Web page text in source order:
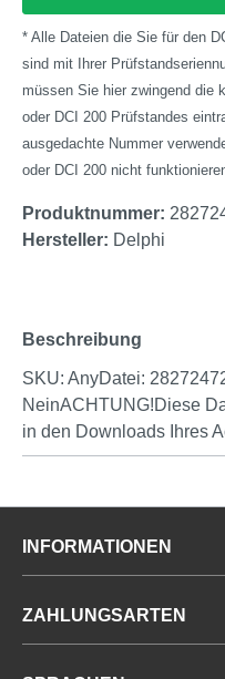
* Alle Dateien die Sie für den
sind mit Ihrer
müssen Sie hier zwingend die
oder DCI 200 Prüfstandes
ausgedachte Nummer
oder DCI 200 nicht
Produktnummer:
Hersteller: Delphi
Beschreibung
SKU: AnyDatei:
NeinACHTUNG!Diese
in den Downloads Ihres
INFORMATIONEN
ZAHLUNGSARTEN